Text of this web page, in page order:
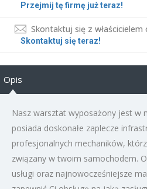
Przejmij tę firmę już teraz!
Skontaktuj się z
Skontaktuj się teraz!
Opis
Nasz warsztat wyposażony jest w
posiada doskonałe zaplecze
profesjonalnych mechaników,
związany w twoim samochodem.
usługi oraz najnowocześniejsze